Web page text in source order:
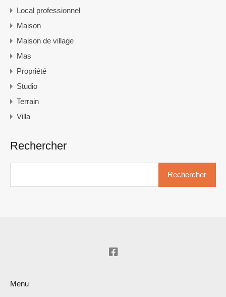
Local professionnel
Maison
Maison de village
Mas
Propriété
Studio
Terrain
Villa
Rechercher
Menu